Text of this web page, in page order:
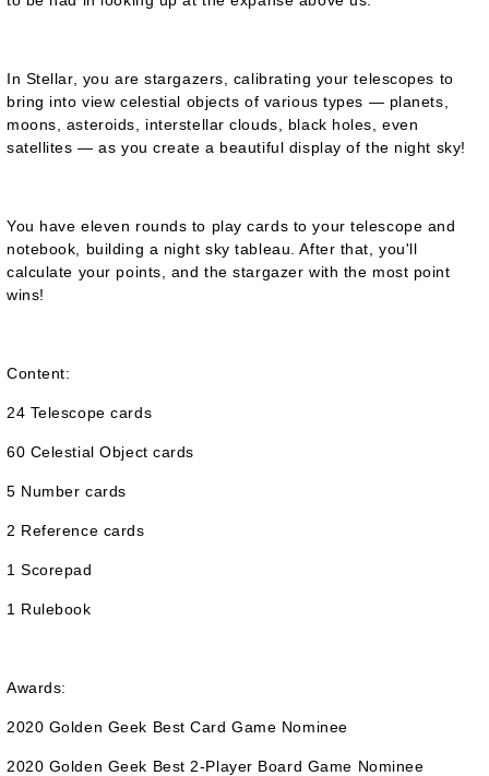
In Stellar, you are stargazers, calibrating your telescopes to
bring into view celestial objects of various types — planets,
moons, asteroids, interstellar clouds, black holes, even
satellites — as you create a beautiful display of the night sky!
You have eleven rounds to play cards to your telescope and
notebook, building a night sky tableau. After that, you'll
calculate your points, and the stargazer with the most point
wins!
Content:
24 Telescope cards
60 Celestial Object cards
5 Number cards
2 Reference cards
1 Scorepad
1 Rulebook
Awards:
2020 Golden Geek Best Card Game Nominee
2020 Golden Geek Best 2-Player Board Game Nominee